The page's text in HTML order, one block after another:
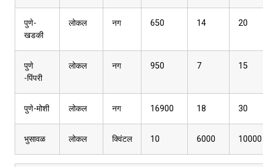
पुणे-
खडकी
लोकल नग 650 14 20
पुणे
-पिंपरी
लोकल नग 950 7 15
पुणे-मोशी लोकल नग 16900 18 30
भुसावळ लोकल क्विंटल 10 6000 10000